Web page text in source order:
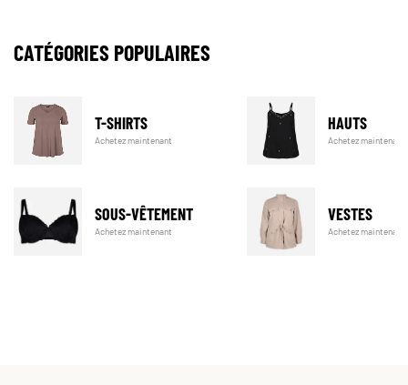
CATÉGORIES POPULAIRES
T-SHIRTS
Achetez maintenant
HAUTS
Achetez maintenant
SOUS-VÊTEMENT
Achetez maintenant
VESTES
Achetez maintenant